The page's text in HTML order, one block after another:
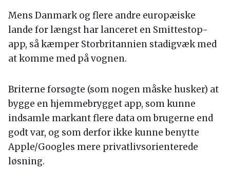
Mens Danmark og flere andre europæiske
lande for længst har lanceret en Smittestop-
app, så kæmper Storbritannien stadigvæk med
at komme med på vognen.
Briterne forsøgte (som nogen måske husker) at
bygge en hjemmebrygget app, som kunne
indsamle markant flere data om brugerne end
godt var, og som derfor ikke kunne benytte
Apple/Googles mere privatlivsorienterede
løsning.